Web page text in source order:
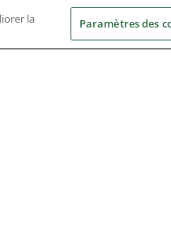
la
Paramètres des